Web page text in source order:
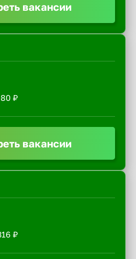
вакансии
₽
вакансии
₽